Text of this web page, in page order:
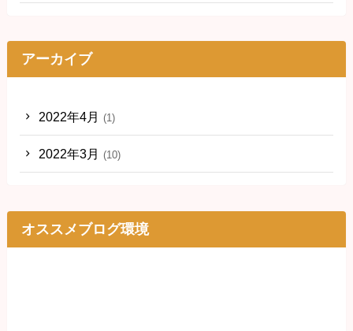
アーカイブ
2022年4月 (1)
2022年3月 (10)
オススメブログ環境